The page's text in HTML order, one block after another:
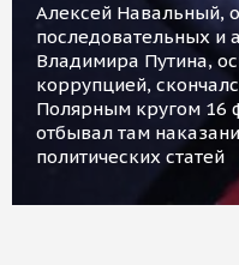
Алексей Навальный,
последовательных и
Владимира Путина,
коррупцией,
Полярным кругом 16
отбывал там
политических статей